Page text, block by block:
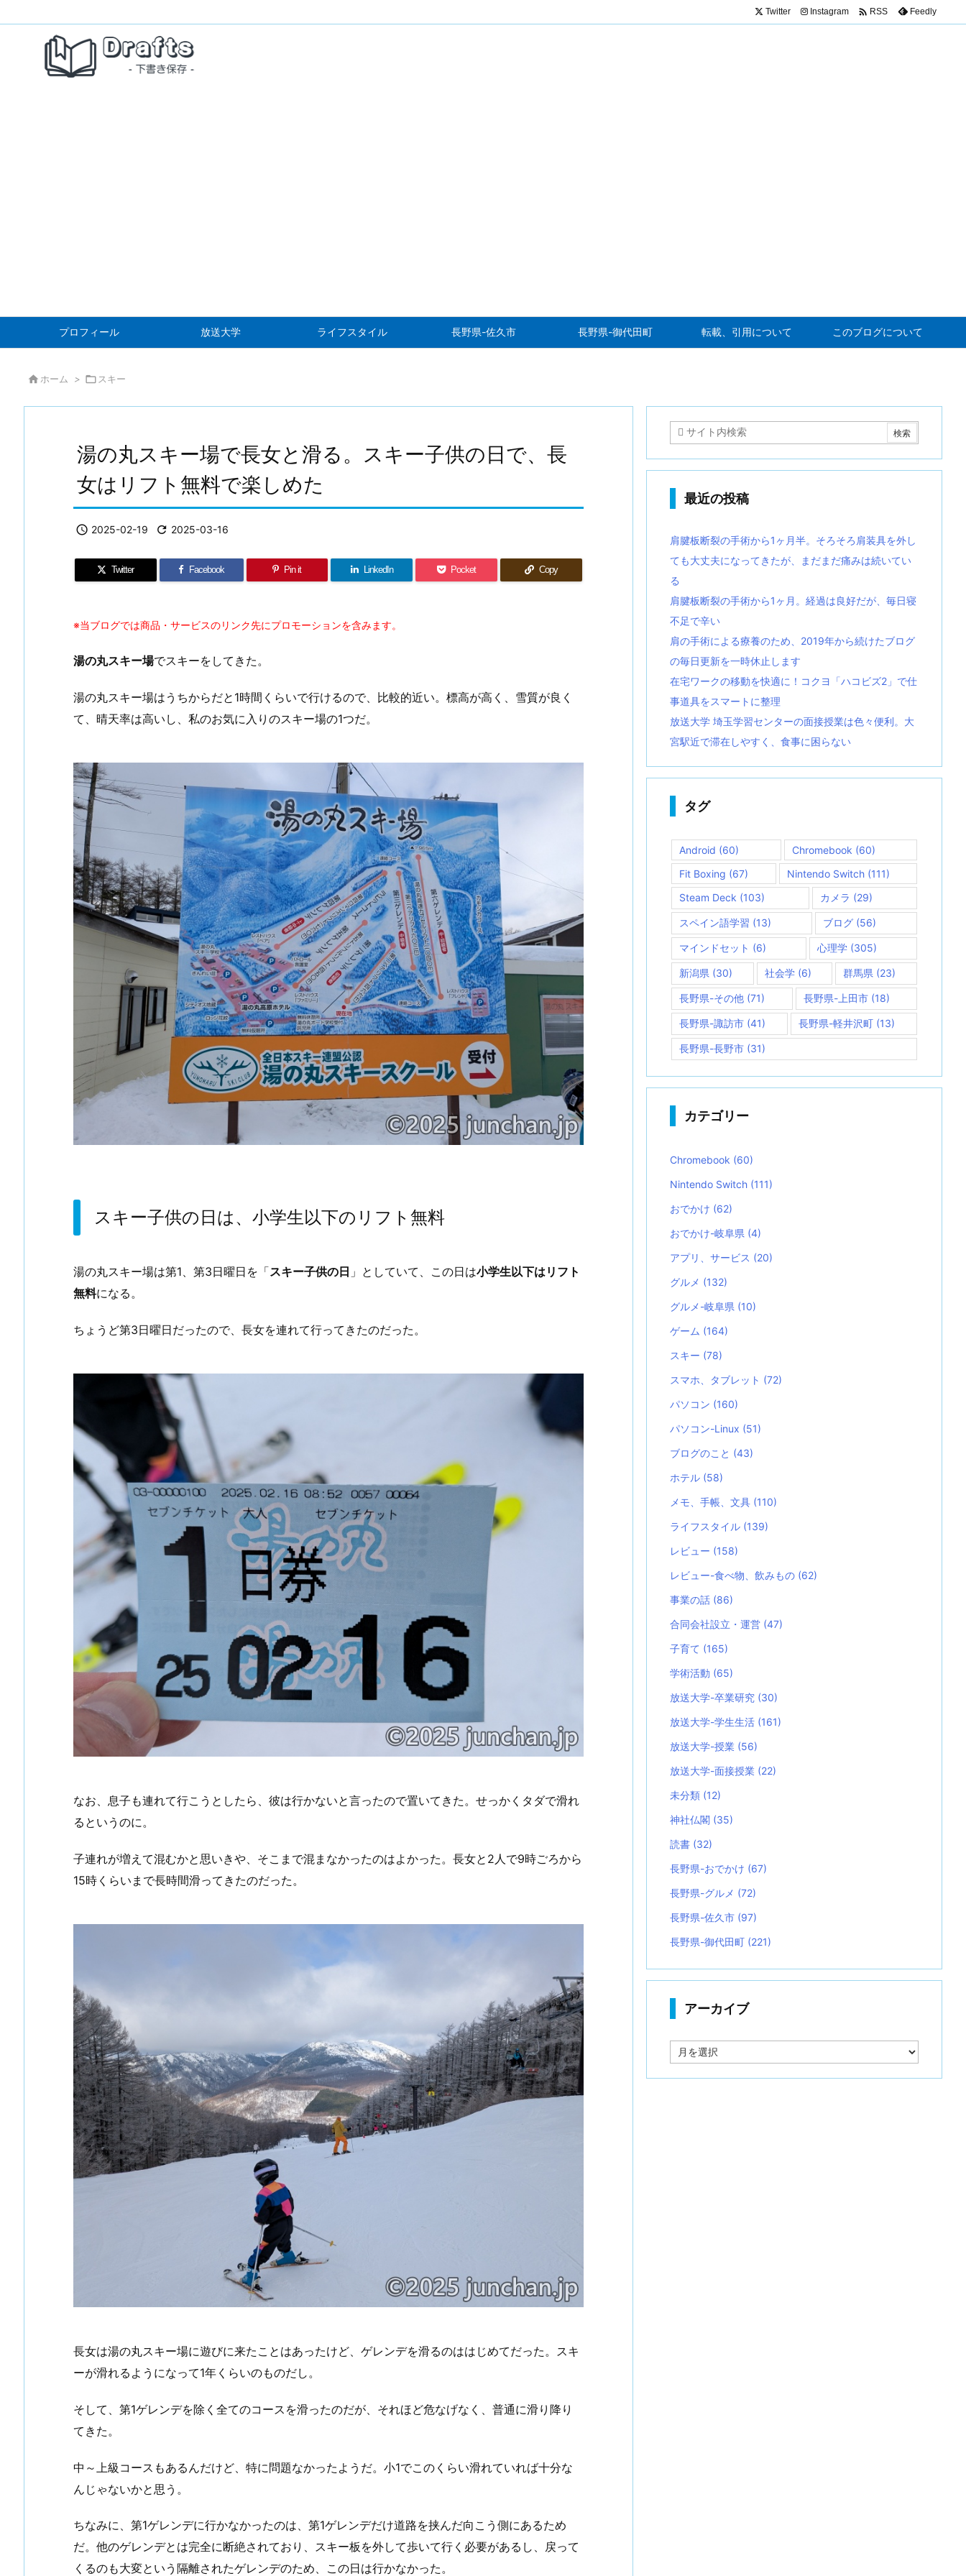
プロフィール 放送大学 ライフスタイル 長野県-佐久市 長野県-御代田町 転載、引用について このブログについて
Twitter Instagram  RSS Feedly
 ホーム >  スキー
湯の丸スキー場で長女と滑る。スキー子供の日で、長
女はリフト無料で楽しめた
 2025-02-19  2025-03-16
Twitter Facebook Pin it LinkedIn Pocket Copy
※当ブログでは商品・サービスのリンク先にプロモーションを含みます。
湯の丸スキー場でスキーをしてきた。
湯の丸スキー場はうちからだと1時間くらいで行けるので、比較的近い。標高が高く、雪質が良く
て、晴天率は高いし、私のお気に入りのスキー場の1つだ。
スキー子供の日は、小学生以下のリフト無料
湯の丸スキー場は第1、第3日曜日を「スキー子供の日 」としていて、この日は小学生以下はリフト
無料になる。
ちょうど第3日曜日だったので、長女を連れて行ってきたのだった。
なお、息子も連れて行こうとしたら、彼は行かないと言ったので置いてきた。せっかくタダで滑れ
るというのに。
子連れが増えて混むかと思いきや、そこまで混まなかったのはよかった。長女と2人で9時ごろから
15時くらいまで長時間滑ってきたのだった。
長女は湯の丸スキー場に遊びに来たことはあったけど、ゲレンデを滑るのははじめてだった。スキ
ーが滑れるようになって1年くらいのものだし。
そして、第1ゲレンデを除く全てのコースを滑ったのだが、それほど危なげなく、普通に滑り降り
てきた。
中～上級コースもあるんだけど、特に問題なかったようだ。小1でこのくらい滑れていれば十分な
んじゃないかと思う。
ちなみに、第1ゲレンデに行かなかったのは、第1ゲレンデだけ道路を挟んだ向こう側にあるため
だ。他のゲレンデとは完全に断絶されており、スキー板を外して歩いて行く必要があるし、戻って
くるのも大変という隔離されたゲレンデのため、この日は行かなかった。
最近の投稿
肩腱板断裂の手術から1ヶ月半。そろそろ肩装具を外し
ても大丈夫になってきたが、まだまだ痛みは続いてい
る
肩腱板断裂の手術から1ヶ月。経過は良好だが、毎日寝
不足で辛い
肩の手術による療養のため、2019年から続けたブログ
の毎日更新を一時休止します
在宅ワークの移動を快適に！コクヨ「ハコビズ2」で仕
事道具をスマートに整理
放送大学 埼玉学習センターの面接授業は色々便利。大
宮駅近で滞在しやすく、食事に困らない
タグ
Android (60) Chromebook (60)
Fit Boxing (67) Nintendo Switch(111)
Steam Deck (103) カメラ (29)
スペイン語学習 (13) ブログ (56)
マインドセット (6) 心理学 (305)
新潟県 (30) 社会学(6) 群馬県 (23)
長野県-その他 (71) 長野県-上田市(18)
長野県-諏訪市 (41) 長野県-軽井沢町 (13)
長野県-長野市 (31)
カテゴリー
Chromebook (60)
Nintendo Switch (111)
おでかけ (62)
おでかけ-岐阜県 (4)
アプリ、サービス (20)
グルメ (132)
グルメ-岐阜県 (10)
ゲーム (164)
スキー (78)
スマホ、タブレット (72)
パソコン (160)
パソコン-Linux (51)
ブログのこと (43)
ホテル (58)
メモ、手帳、文具 (110)
ライフスタイル (139)
レビュー (158)
レビュー-食べ物、飲みもの (62)
事業の話 (86)
合同会社設立・運営 (47)
子育て (165)
学術活動 (65)
放送大学-卒業研究 (30)
放送大学-学生生活 (161)
放送大学-授業 (56)
放送大学-面接授業 (22)
未分類 (12)
神社仏閣 (35)
読書 (32)
長野県-おでかけ (67)
長野県-グルメ (72)
長野県-佐久市 (97)
長野県-御代田町 (221)
アーカイブ
ー